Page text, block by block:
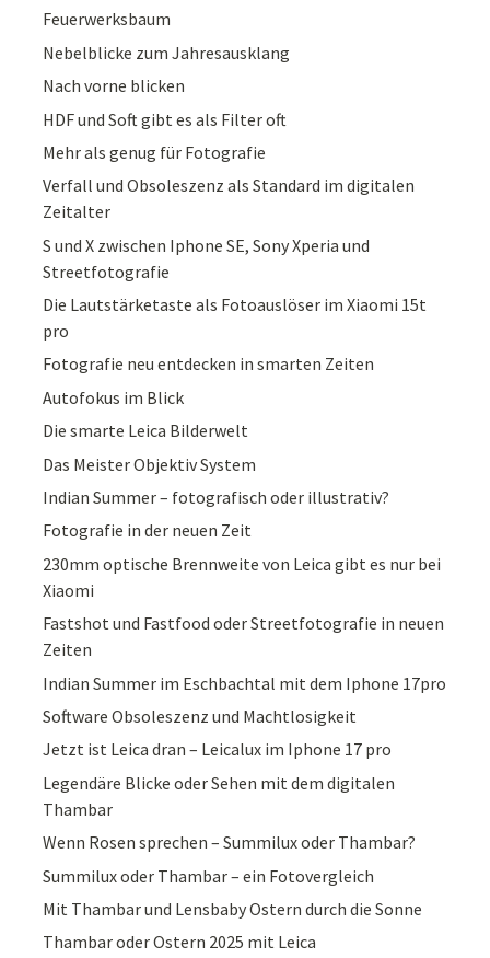
Feuerwerksbaum
Nebelblicke zum Jahresausklang
Nach vorne blicken
HDF und Soft gibt es als Filter oft
Mehr als genug für Fotografie
Verfall und Obsoleszenz als Standard im digitalen
Zeitalter
S und X zwischen Iphone SE, Sony Xperia und
Streetfotografie
Die Lautstärketaste als Fotoauslöser im Xiaomi 15t
pro
Fotografie neu entdecken in smarten Zeiten
Autofokus im Blick
Die smarte Leica Bilderwelt
Das Meister Objektiv System
Indian Summer – fotografisch oder illustrativ?
Fotografie in der neuen Zeit
230mm optische Brennweite von Leica gibt es nur bei
Xiaomi
Fastshot und Fastfood oder Streetfotografie in neuen
Zeiten
Indian Summer im Eschbachtal mit dem Iphone 17pro
Software Obsoleszenz und Machtlosigkeit
Jetzt ist Leica dran – Leicalux im Iphone 17 pro
Legendäre Blicke oder Sehen mit dem digitalen
Thambar
Wenn Rosen sprechen – Summilux oder Thambar?
Summilux oder Thambar – ein Fotovergleich
Mit Thambar und Lensbaby Ostern durch die Sonne
Thambar oder Ostern 2025 mit Leica